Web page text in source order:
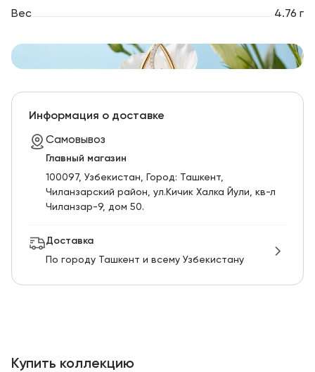
Вес 4.76 г
Информация о доставке
Самовывоз
Главный магазин
100097, Узбекистан, Город: Ташкент,
Чиланзарский pайон, ул.Кичик Халка Йули, кв-л
Чиланзар-9, дом 50.
Доставка
По городу Ташкент и всему Узбекистану
Купить коллекцию